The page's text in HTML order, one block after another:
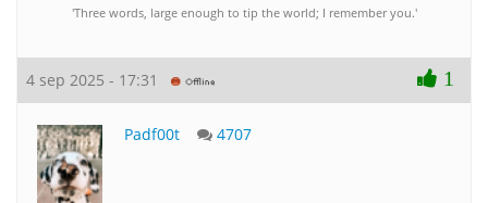
'Three words, large enough to tip the world; I remember you.'
4 sep 2025 - 17:31 1
Padf00t 4707